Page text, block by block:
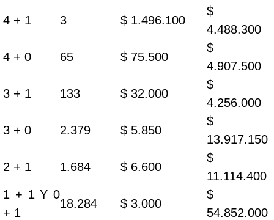
4 + 1 3 $ 1.496.100
$
4.488.300
4 + 0 65 $ 75.500
$
4.907.500
3 + 1 133 $ 32.000
$
4.256.000
3 + 0 2.379 $ 5.850
$
13.917.150
2 + 1 1.684 $ 6.600
$
11.114.400
1 + 1 Y 0
+ 1
18.284 $ 3.000
$
54.852.000